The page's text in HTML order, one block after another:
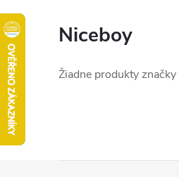
Niceboy
Žiadne produkty značky